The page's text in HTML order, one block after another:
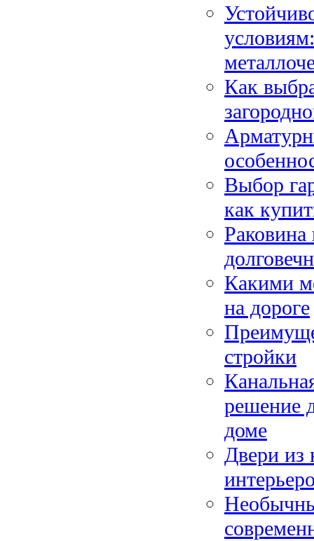
Как
Выбор
как
Раковина
Какими
на дороге
стройки
решение
доме
Двери из